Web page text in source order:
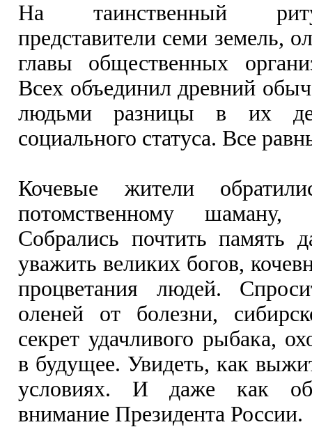
На таинственный
представители семи земель,
главы общественных
Всех объединил древний
людьми разницы в их
социального статуса. Все
Кочевые жители
потомственному шаману,
Собрались почтить память
уважить великих богов,
процветания людей.
оленей от болезни,
секрет удачливого рыбака,
в будущее. Увидеть, как
условиях. И даже как
внимание Президента России.